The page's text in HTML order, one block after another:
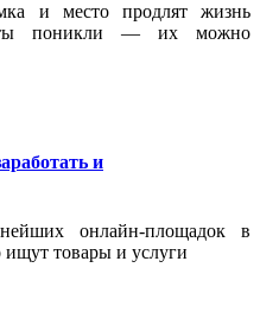
и место продлят жизнь
поникли — их можно
и
онлайн-площадок в
ищут товары и услуги